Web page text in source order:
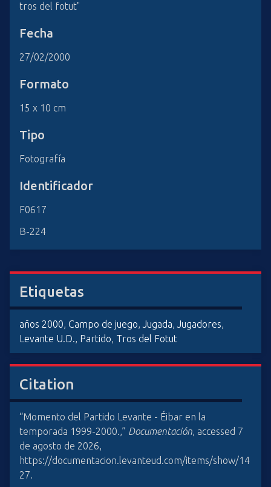
tros del fotut"
Fecha
27/02/2000
Formato
15 x 10 cm
Tipo
Fotografía
Identificador
F0617
B-224
Etiquetas
años 2000, Campo de juego, Jugada, Jugadores,
Levante U.D., Partido, Tros del Fotut
Citation
“Momento del Partido Levante - Éibar en la
temporada 1999-2000.,” Documentación, accessed 7
de agosto de 2026,
https://documentacion.levanteud.com/items/show/14
27.